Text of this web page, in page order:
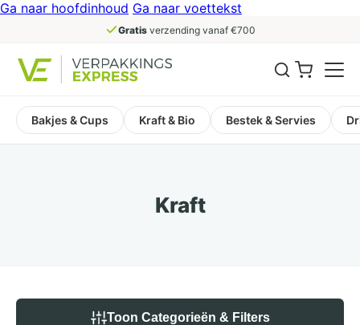
Ga naar hoofdinhoud Ga naar voettekst
Gratisverzending vanaf €700
Bakjes & Cups Kraft & Bio Bestek & Servies
Kraft
Toon Categorieën & Filters